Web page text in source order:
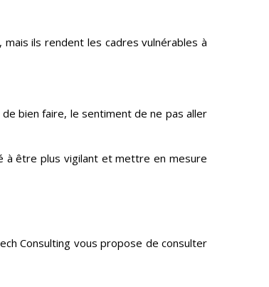
ils rendent les cadres vulnérables à
bien faire, le sentiment de ne pas aller
à être plus vigilant et mettre en mesure
Consulting vous propose de consulter